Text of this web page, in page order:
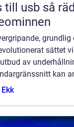
räddar du dina gamla
sättet
av
kan